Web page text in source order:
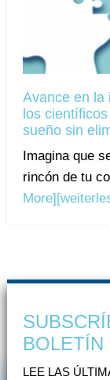
Avance en la
los
sueño sin
Imagina que
rincón de tu
More]
BOLETÍN
LEE LAS